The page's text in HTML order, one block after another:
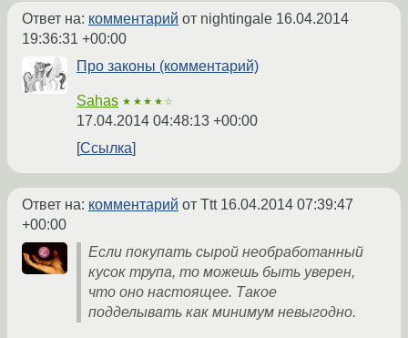
Ответ на: комментарий от nightingale 16.04.2014
19:36:31 +00:00
Про законы (комментарий)
Sahas ★★★★☆
17.04.2014 04:48:13 +00:00
Ссылка
Ответ на: комментарий от Ttt 16.04.2014 07:39:47
+00:00
Если покупать сырой необработанный
кусок трупа, то можешь быть уверен,
что оно настоящее. Такое
подделывать как минимум невыгодно.